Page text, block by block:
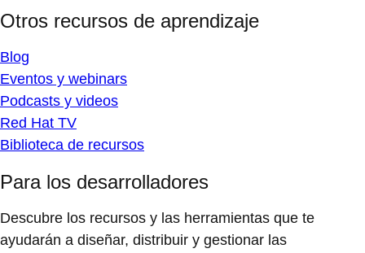
Otros recursos de aprendizaje
Blog
Eventos y webinars
Podcasts y videos
Red Hat TV
Biblioteca de recursos
Para los desarrolladores
Descubre los recursos y las herramientas que te
ayudarán a diseñar, distribuir y gestionar las